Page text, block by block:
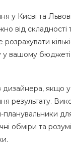
у Києві та
від складності
у вашому
якщо
результату.
планувальники
обміри та